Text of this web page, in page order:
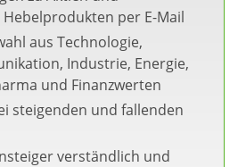
per E-Mail
aus Technologie,
Industrie, Energie,
und Finanzwerten
steigenden und fallenden
verständlich und